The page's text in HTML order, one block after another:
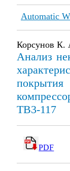
Automatic
Корсунов
Анализ
покрытия
ТВ3-117
PDF